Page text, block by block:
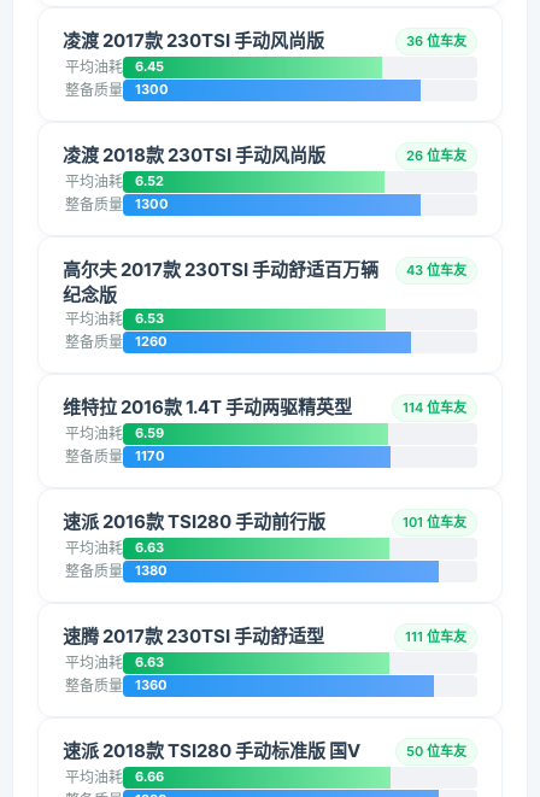
凌渡 2017款 230TSI 手动风尚版 36 位车友
平均油耗 6.45
整备质量 1300
凌渡 2018款 230TSI 手动风尚版 26 位车友
平均油耗 6.52
整备质量 1300
高尔夫 2017款 230TSI 手动舒适百万辆
纪念版
43 位车友
平均油耗 6.53
整备质量 1260
维特拉 2016款 1.4T 手动两驱精英型 114 位车友
平均油耗 6.59
整备质量 1170
速派 2016款 TSI280 手动前行版 101 位车友
平均油耗 6.63
整备质量 1380
速腾 2017款 230TSI 手动舒适型 111 位车友
平均油耗 6.63
整备质量 1360
速派 2018款 TSI280 手动标准版 国V 50 位车友
平均油耗 6.66